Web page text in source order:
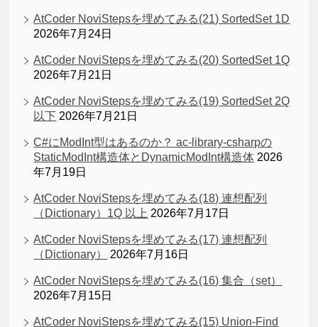
AtCoder NoviStepsを埋めてみる(21) SortedSet 1D
2026年7月24日
AtCoder NoviStepsを埋めてみる(20) SortedSet 1Q
2026年7月21日
AtCoder NoviStepsを埋めてみる(19) SortedSet 2Q
以下 2026年7月21日
C#にModInt型はあるのか？ ac-library-csharpの
StaticModInt構造体とDynamicModInt構造体 2026
年7月19日
AtCoder NoviStepsを埋めてみる(18) 連想配列
（Dictionary）1Q 以上 2026年7月17日
AtCoder NoviStepsを埋めてみる(17) 連想配列
（Dictionary）
2026年7月16日
AtCoder NoviStepsを埋めてみる(16) 集合（set）
2026年7月15日
AtCoder NoviStepsを埋めてみる(15) Union-Find